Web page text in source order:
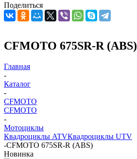
Поделиться
CFMOTO 675SR-R (ABS)
Главная
-
Каталог
-
CFMOTO
CFMOTO
-
Мотоциклы
Квадроциклы ATVКвадроциклы UTV
-CFMOTO 675SR-R (ABS)
Новинка